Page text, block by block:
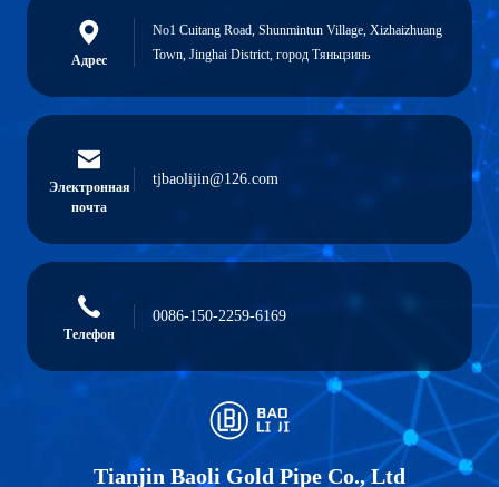
Адрес
No1 Cuitang Road, Shunmintun Village, Xizhaizhuang
Town, Jinghai District, город Тяньцзинь
Электронная
почта
tjbaolijin@126.com
Телефон
0086-150-2259-6169
Tianjin Baoli Gold Pipe Co., Ltd